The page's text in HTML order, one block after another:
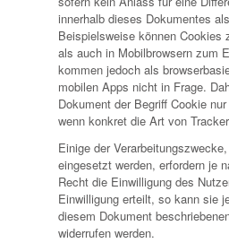
innerhalb dieses Dokumentes
Beispielsweise können Cookies
als auch in Mobilbrowsern zum
kommen jedoch als
mobilen Apps nicht in Frage.
Dokument der Begriff Cookie
wenn konkret die Art von
Einige der
eingesetzt werden, erfordern je
Recht die Einwilligung des
Einwilligung erteilt, so kann sie
diesem Dokument
widerrufen werden.